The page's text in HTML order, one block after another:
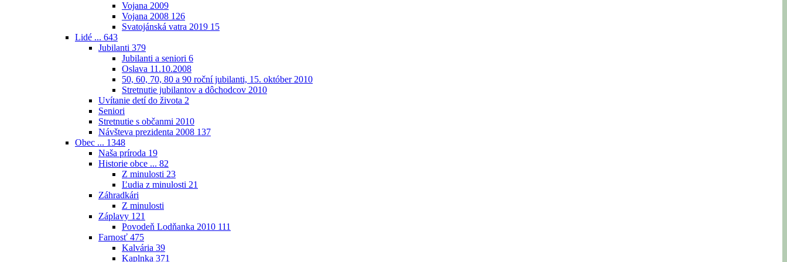
Vojana 2009
Vojana 2008 126
Svatojánská vatra 2019 15
Lidé ... 643
Jubilanti 379
Jubilanti a seniori 6
Oslava 11.10.2008
50, 60, 70, 80 a 90 roční jubilanti, 15. október 2010
Stretnutie jubilantov a dôchodcov 2010
Uvítanie detí do života 2
Seniori
Stretnutie s občanmi 2010
Návšteva prezidenta 2008 137
Obec ... 1348
Naša príroda 19
Historie obce ... 82
Z minulosti 23
Ľudia z minulosti 21
Záhradkári
Z minulosti
Záplavy 121
Povodeň Lodňanka 2010 111
Farnosť 475
Kalvária 39
Kaplnka 371